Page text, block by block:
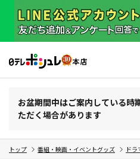
お盆期間中はご案内している時
ただく場合があります
トップ 番組・映画・イベントグッズ ドラ